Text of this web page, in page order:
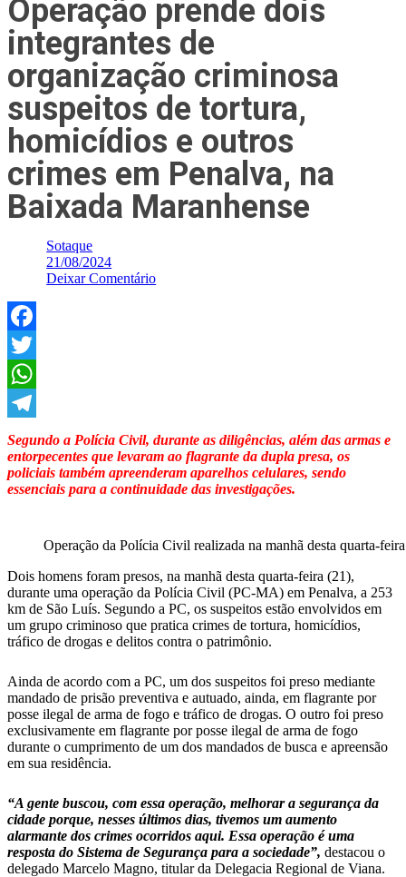
Operação prende dois
integrantes de
organização criminosa
suspeitos de tortura,
homicídios e outros
crimes em Penalva, na
Baixada Maranhense
Sotaque
21/08/2024
Deixar Comentário
Facebook
Twitter
WhatsApp
Telegram
Segundo a Polícia Civil, durante as diligências, além das armas e
entorpecentes que levaram ao flagrante da dupla presa, os
policiais também apreenderam aparelhos celulares, sendo
essenciais para a continuidade das investigações.
Operação da Polícia Civil realizada na manhã desta quarta-
Dois homens foram presos, na manhã desta quarta-feira (21),
durante uma operação da Polícia Civil (PC-MA) em Penalva, a 253
km de São Luís. Segundo a PC, os suspeitos estão envolvidos em
um grupo criminoso que pratica crimes de tortura, homicídios,
tráfico de drogas e delitos contra o patrimônio.
Ainda de acordo com a PC, um dos suspeitos foi preso mediante
mandado de prisão preventiva e autuado, ainda, em flagrante por
posse ilegal de arma de fogo e tráfico de drogas. O outro foi preso
exclusivamente em flagrante por posse ilegal de arma de fogo
durante o cumprimento de um dos mandados de busca e apreensão
em sua residência.
“A gente buscou, com essa operação, melhorar a segurança da
cidade porque, nesses últimos dias, tivemos um aumento
alarmante dos crimes ocorridos aqui. Essa operação é uma
resposta do Sistema de Segurança para a sociedade”, destacou o
delegado Marcelo Magno, titular da Delegacia Regional de Viana.